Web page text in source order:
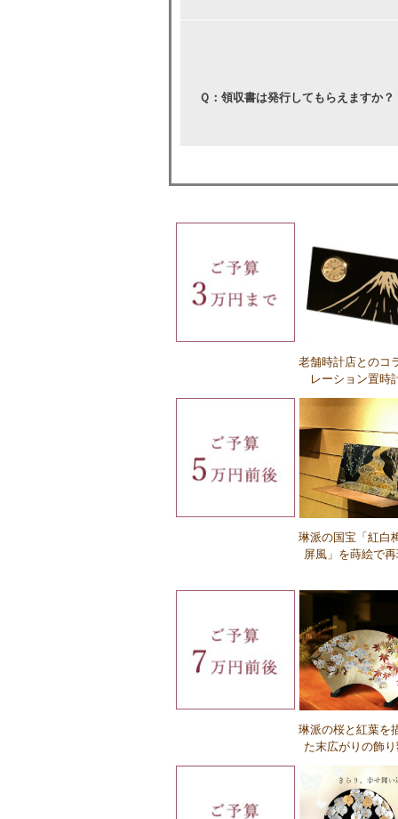
Ｑ：領収書は発行してもらえますか？
Ｑ：名入れに対応していない商品はあり
すか？
Ｑ：名入れの種類の違いを教えてくだ
Ｑ：名入れの費用はいくらですか？
Ｑ：名入れにかかる時間はどれぐらいで
か？
Ｑ：名入れの注文方法を教えてください
老舗時計店とのコ
レーション置時
琳派の国宝「紅白
屏風」を蒔絵で
琳派の桜と紅葉を
た末広がりの飾